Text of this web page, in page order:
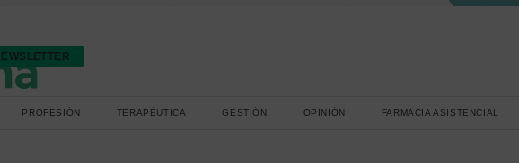
PROFESIÓN TERAPÉUTICA GESTIÓN OPINIÓN FARMACIA ASISTENCIAL